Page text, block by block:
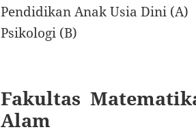
Pendidikan Anak Usia Dini (A)
Psikologi (B)
Fakultas
Alam